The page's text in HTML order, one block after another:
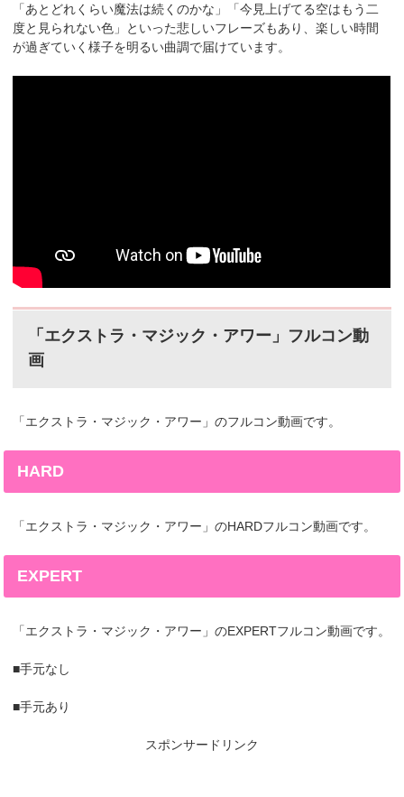
「あとどれくらい魔法は続くのかな」「今見上げてる空はもう二
度と見られない色」といった悲しいフレーズもあり、楽しい時間
が過ぎていく様子を明るい曲調で届けています。
「エクストラ・マジック・アワー」フルコン動
画
「エクストラ・マジック・アワー」のフルコン動画です。
HARD
「エクストラ・マジック・アワー」のHARDフルコン動画です。
EXPERT
「エクストラ・マジック・アワー」のEXPERTフルコン動画です。
■手元なし
■手元あり
スポンサードリンク